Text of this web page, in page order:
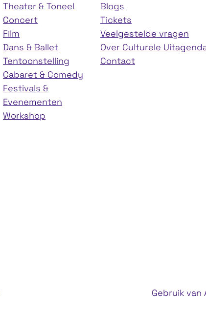
Theater & Toneel
Concert
Film
Dans & Ballet
Tentoonstelling
Cabaret & Comedy
Festivals &
Evenementen
Workshop
Blogs
Tickets
Veelgestelde vragen
Over Culturele
Contact
Gebruik van